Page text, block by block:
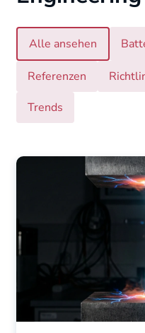
Alle ansehen
Referenzen
Trends